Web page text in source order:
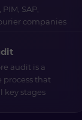
SAP,
companies
audit is a
process that
key stages
kontaktowy